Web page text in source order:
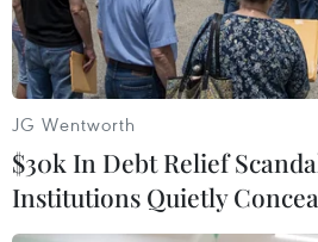
JG Wentworth
$30k In Debt Relief
Institutions Quietly